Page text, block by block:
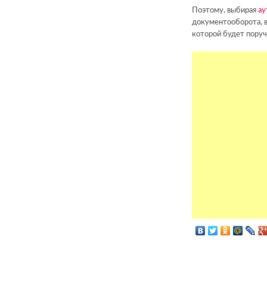
Поэтому, выбирая
документооборота,
которой будет